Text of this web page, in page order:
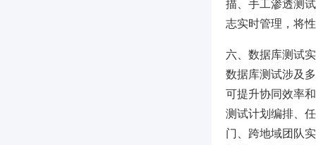
描、手工渗透测
志实时管理，将
六、数据库测试
数据库测试涉及
可提升协同效率
测试计划编排、
门、跨地域团队